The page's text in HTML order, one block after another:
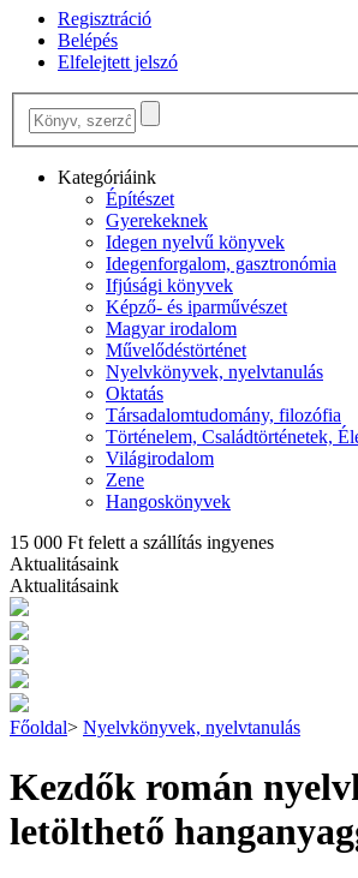
Regisztráció
Belépés
Elfelejtett jelszó
Kategóriáink
Építészet
Gyerekeknek
Idegen nyelvű könyvek
Idegenforgalom, gasztronómia
Ifjúsági könyvek
Képző- és iparművészet
Magyar irodalom
Művelődéstörténet
Nyelvkönyvek, nyelvtanulás
Oktatás
Társadalomtudomány, filozófia
Történelem, Családtörténetek,
Világirodalom
Zene
Hangoskönyvek
15 000 Ft felett a szállítás ingyenes
Aktualitásaink
Aktualitásaink
Főoldal> Nyelvkönyvek, nyelvtanulás
Kezdők román
letölthető